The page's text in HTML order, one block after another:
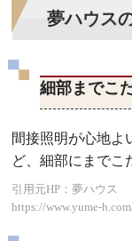
夢ハウス
細部までこ
間接照明が心地よ
ど、細部にまでこ
引用元HP：夢ハウス
https://www.yume-